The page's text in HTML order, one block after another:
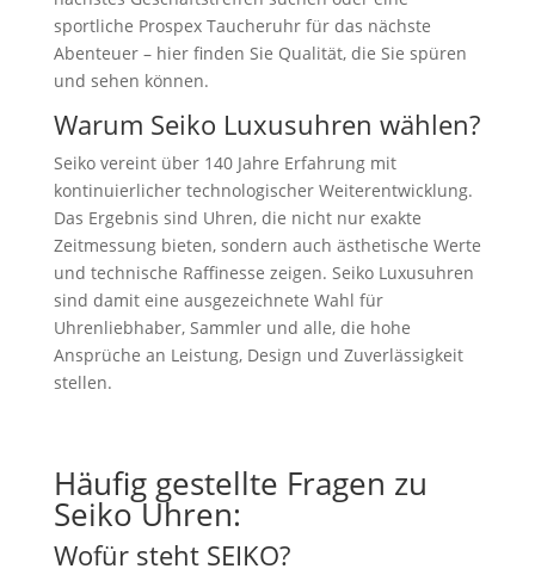
sportliche Prospex Taucheruhr für das nächste
Abenteuer – hier finden Sie Qualität, die Sie spüren
und sehen können.
Warum Seiko Luxusuhren wählen?
Seiko vereint über 140 Jahre Erfahrung mit
kontinuierlicher technologischer Weiterentwicklung.
Das Ergebnis sind Uhren, die nicht nur exakte
Zeitmessung bieten, sondern auch ästhetische Werte
und technische Raffinesse zeigen. Seiko Luxusuhren
sind damit eine ausgezeichnete Wahl für
Uhrenliebhaber, Sammler und alle, die hohe
Ansprüche an Leistung, Design und Zuverlässigkeit
stellen.
Häufig gestellte Fragen zu
Seiko Uhren:
Wofür steht SEIKO?